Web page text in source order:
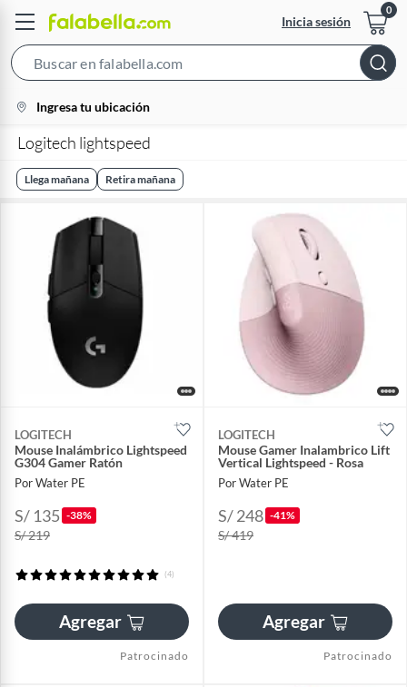
Inicia sesión
Bar
location-
icon
Ingresa tu ubicación
Logitech lightspeed
Llega mañana Retira mañana
LOGITECH
Mouse Inalámbrico Lightspeed
G304 Gamer Ratón
Por Water PE
S/ 135 -38%
S/ 219
(4)
Agregar
Patrocinado
LOGITECH
Mouse Gamer Inalambrico Lift
Vertical Lightspeed - Rosa
Por Water PE
S/ 248 -41%
S/ 419
Agregar
Patrocinado